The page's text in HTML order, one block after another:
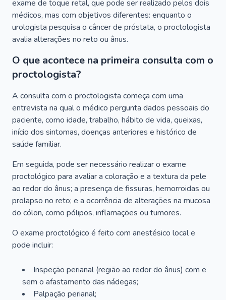
exame de toque retal, que pode ser realizado pelos dois
médicos, mas com objetivos diferentes: enquanto o
urologista pesquisa o câncer de próstata, o proctologista
avalia alterações no reto ou ânus.
O que acontece na primeira consulta com o
proctologista?
A consulta com o proctologista começa com uma
entrevista na qual o médico pergunta dados pessoais do
paciente, como idade, trabalho, hábito de vida, queixas,
início dos sintomas, doenças anteriores e histórico de
saúde familiar.
Em seguida, pode ser necessário realizar o exame
proctológico para avaliar a coloração e a textura da pele
ao redor do ânus; a presença de fissuras, hemorroidas ou
prolapso no reto; e a ocorrência de alterações na mucosa
do cólon, como pólipos, inflamações ou tumores.
O exame proctológico é feito com anestésico local e
pode incluir:
Inspeção perianal (região ao redor do ânus) com e
sem o afastamento das nádegas;
Palpação perianal;